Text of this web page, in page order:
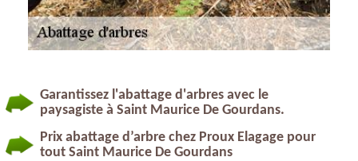
Garantissez l'abattage d'arbres avec le
paysagiste à Saint Maurice De Gourdans.
Prix abattage d’arbre chez Proux Elagage pour
tout Saint Maurice De Gourdans